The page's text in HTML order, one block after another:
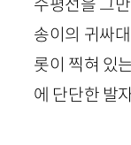
수평선을 그
송이의 귀싸
롯이 찍혀 있
에 단단한 발